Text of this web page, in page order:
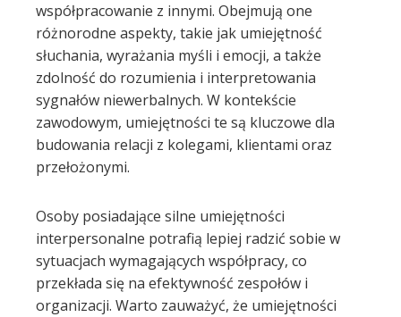
współpracowanie z innymi. Obejmują one
różnorodne aspekty, takie jak umiejętność
słuchania, wyrażania myśli i emocji, a także
zdolność do rozumienia i interpretowania
sygnałów niewerbalnych. W kontekście
zawodowym, umiejętności te są kluczowe dla
budowania relacji z kolegami, klientami oraz
przełożonymi.
Osoby posiadające silne umiejętności
interpersonalne potrafią lepiej radzić sobie w
sytuacjach wymagających współpracy, co
przekłada się na efektywność zespołów i
organizacji. Warto zauważyć, że umiejętności